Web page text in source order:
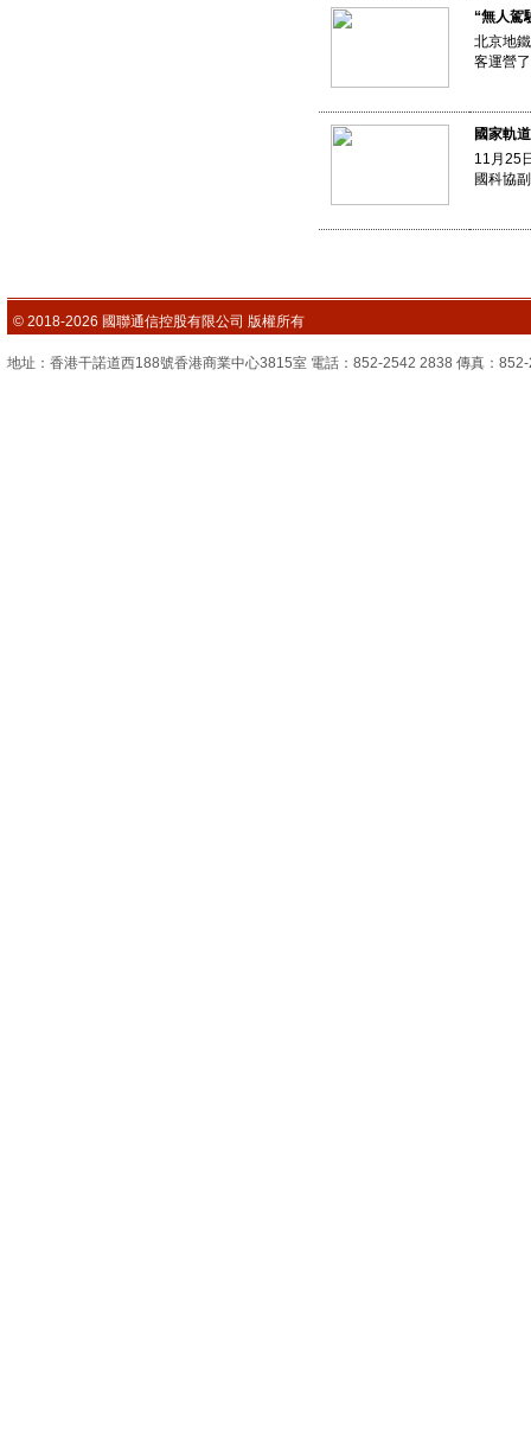
“無人駕
北京地
客運營
國家軌
11月25
國科協
© 2018-2026 國聯通信控股有限公司 版權所有
地址：香港干諾道西188號香港商業中心3815室 電話：852-2542 2838 傳真：